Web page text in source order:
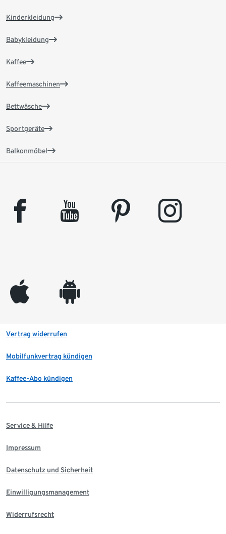
Kinderkleidung
Babykleidung
Kaffee
Kaffeemaschinen
Bettwäsche
Sportgeräte
Balkonmöbel
facebook youtube pinterest instagram
appleinc android
Vertrag widerrufen
Mobilfunkvertrag kündigen
Kaffee-Abo kündigen
Service & Hilfe
Impressum
Datenschutz und Sicherheit
Einwilligungsmanagement
Widerrufsrecht